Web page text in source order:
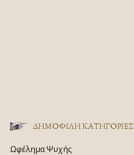
ΔΗΜΟΦΙΛΗ ΚΑΤΗΓΟΡΙΕΣ
Ωφέλημα Ψυχής